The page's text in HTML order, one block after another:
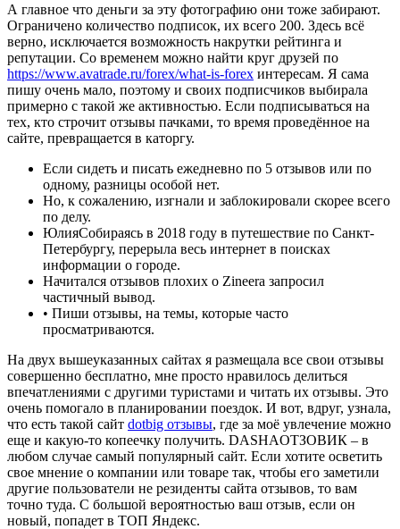
А главное что деньги за эту фотографию они тоже забирают.
Ограничено количество подписок, их всего 200. Здесь всё
верно, исключается возможность накрутки рейтинга и
репутации. Со временем можно найти круг друзей по
https://www.avatrade.ru/forex/what-is-forex интересам. Я сама
пишу очень мало, поэтому и своих подписчиков выбирала
примерно с такой же активностью. Если подписываться на
тех, кто строчит отзывы пачками, то время проведённое на
сайте, превращается в каторгу.
Если сидеть и писать ежедневно по 5 отзывов или по
одному, разницы особой нет.
Но, к сожалению, изгнали и заблокировали скорее всего
по делу.
ЮлияСобираясь в 2018 году в путешествие по Санкт-
Петербургу, перерыла весь интернет в поисках
информации о городе.
Начитался отзывов плохих о Zineera запросил
частичный вывод.
• Пиши отзывы, на темы, которые часто
просматриваются.
На двух вышеуказанных сайтах я размещала все свои отзывы
совершенно бесплатно, мне просто нравилось делиться
впечатлениями с другими туристами и читать их отзывы. Это
очень помогало в планировании поездок. И вот, вдруг, узнала,
что есть такой сайт dotbig отзывы, где за моё увлечение можно
еще и какую-то копеечку получить. DASHAОТЗОВИК – в
любом случае самый популярный сайт. Если хотите осветить
свое мнение о компании или товаре так, чтобы его заметили
другие пользователи не резиденты сайта отзывов, то вам
точно туда. С большой вероятностью ваш отзыв, если он
новый, попадет в ТОП Яндекс.